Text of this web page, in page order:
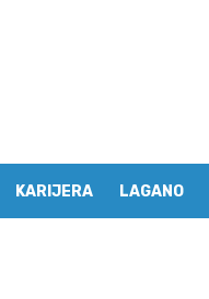
KARIJERA LAGANO